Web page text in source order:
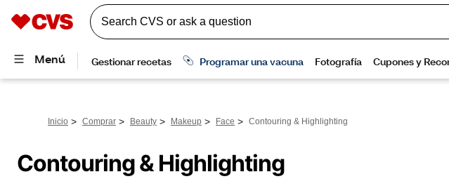
Inicio > Comprar > Beauty > Makeup > Face > Contouring & Highlighting
Contouring & Highlighting